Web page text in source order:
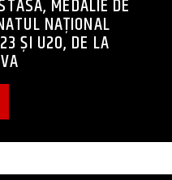
MEDALIE DE
NAȚIONAL
ȘI U20, DE LA